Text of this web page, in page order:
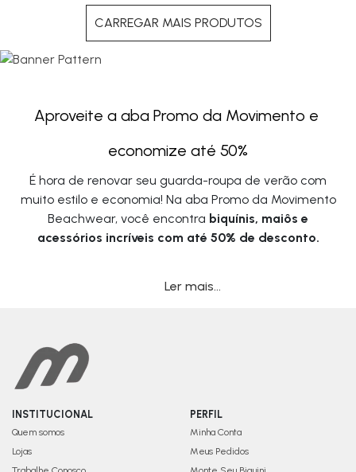
CARREGAR MAIS PRODUTOS
Aproveite a aba Promo da Movimento e
economize até 50%
É hora de renovar seu guarda-roupa de verão com
muito estilo e economia! Na aba Promo da Movimento
Beachwear, você encontra biquínis, maiôs e
acessórios incríveis com até 50% de desconto.
Ler mais...
INSTITUCIONAL
Quem somos
Lojas
PERFIL
Minha Conta
Meus Pedidos